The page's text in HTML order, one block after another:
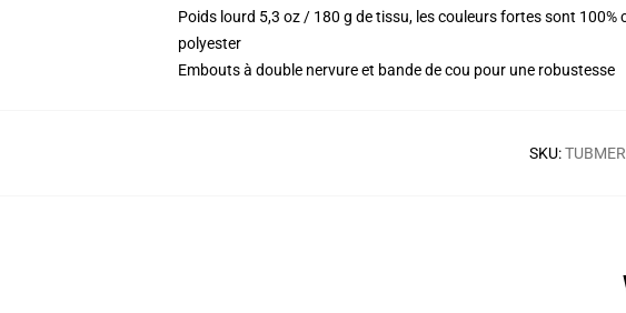
Poids lourd 5,3 oz / 180 g de tissu, les couleurs fortes sont
polyester
Embouts à double nervure et bande de cou pour une robustesse
SKU: